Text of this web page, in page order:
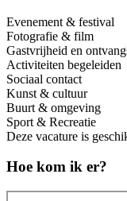
Evenement & festival
Fotografie & film
Gastvrijheid en
Activiteiten begeleiden
Sociaal contact
Kunst & cultuur
Buurt & omgeving
Sport & Recreatie
Deze vacature is
Hoe kom ik er?